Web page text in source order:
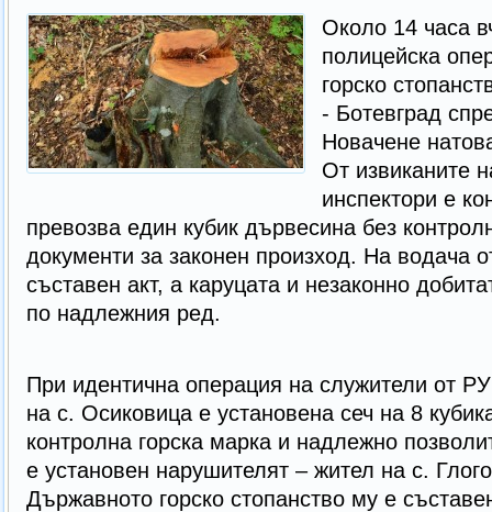
Около 14 часа
полицейска
горско
- Ботевград
Новачене
От извиканите
инспектори е
превозва един кубик дървесина без
документи за законен произход. На водача
съставен акт, а каруцата и незаконно
по надлежния ред.
При идентична операция на служители от
на с. Осиковица е установена сеч на 8
контролна горска марка и надлежно
е установен нарушителят – жител на с.
Държавното горско стопанство му е